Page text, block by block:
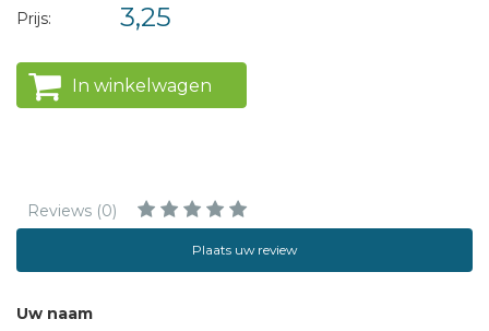
Prijs: 3,25
In winkelwagen
Reviews (0)
Plaats uw review
Uw naam